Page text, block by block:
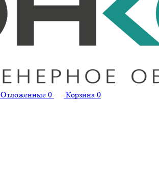
Отложенные 0 Корзина 0